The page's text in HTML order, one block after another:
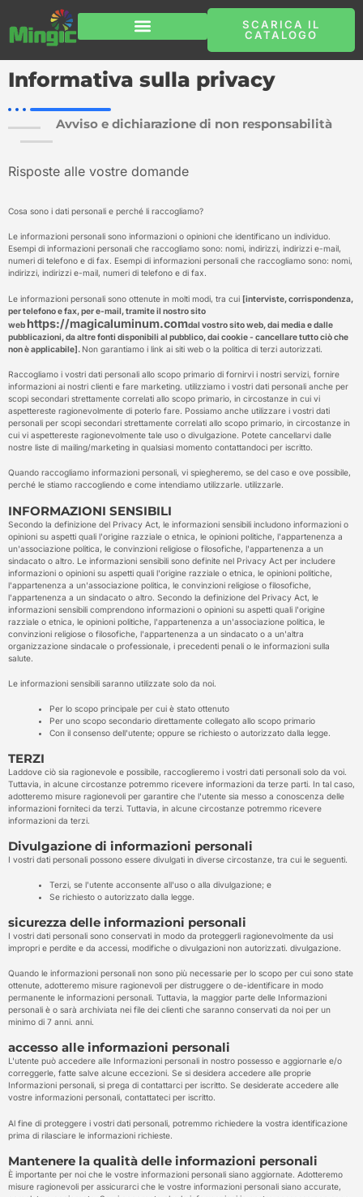
contenuto
SCARICA IL
CATALOGO
Informativa sulla privacy
Avviso e dichiarazione di non responsabilità
Risposte alle vostre domande
Cosa sono i dati personali e perché li raccogliamo?
Le informazioni personali sono informazioni o opinioni che identificano un individuo.
Esempi di informazioni personali che raccogliamo sono: nomi, indirizzi, indirizzi e-mail,
numeri di telefono e di fax. Esempi di informazioni personali che raccogliamo sono: nomi,
indirizzi, indirizzi e-mail, numeri di telefono e di fax.
Le informazioni personali sono ottenute in molti modi, tra cui [interviste, corrispondenza,
per telefono e fax, per e-mail, tramite il nostro sito
web https://magicaluminum.comdal vostro sito web, dai media e dalle
pubblicazioni, da altre fonti disponibili al pubblico, dai cookie - cancellare tutto ciò che
non è applicabile]. Non garantiamo i link ai siti web o la politica di terzi autorizzati.
Raccogliamo i vostri dati personali allo scopo primario di fornirvi i nostri servizi, fornire
informazioni ai nostri clienti e fare marketing. utilizziamo i vostri dati personali anche per
scopi secondari strettamente correlati allo scopo primario, in circostanze in cui vi
aspettereste ragionevolmente di poterlo fare. Possiamo anche utilizzare i vostri dati
personali per scopi secondari strettamente correlati allo scopo primario, in circostanze in
cui vi aspettereste ragionevolmente tale uso o divulgazione. Potete cancellarvi dalle
nostre liste di mailing/marketing in qualsiasi momento contattandoci per iscritto.
Quando raccogliamo informazioni personali, vi spiegheremo, se del caso e ove possibile,
perché le stiamo raccogliendo e come intendiamo utilizzarle. utilizzarle.
INFORMAZIONI SENSIBILI
Secondo la definizione del Privacy Act, le informazioni sensibili includono informazioni o
opinioni su aspetti quali l'origine razziale o etnica, le opinioni politiche, l'appartenenza a
un'associazione politica, le convinzioni religiose o filosofiche, l'appartenenza a un
sindacato o altro. Le informazioni sensibili sono definite nel Privacy Act per includere
informazioni o opinioni su aspetti quali l'origine razziale o etnica, le opinioni politiche,
l'appartenenza a un'associazione politica, le convinzioni religiose o filosofiche,
l'appartenenza a un sindacato o altro. Secondo la definizione del Privacy Act, le
informazioni sensibili comprendono informazioni o opinioni su aspetti quali l'origine
razziale o etnica, le opinioni politiche, l'appartenenza a un'associazione politica, le
convinzioni religiose o filosofiche, l'appartenenza a un sindacato o a un'altra
organizzazione sindacale o professionale, i precedenti penali o le informazioni sulla
salute.
Le informazioni sensibili saranno utilizzate solo da noi.
Per lo scopo principale per cui è stato ottenuto
Per uno scopo secondario direttamente collegato allo scopo primario
Con il consenso dell'utente; oppure se richiesto o autorizzato dalla legge.
TERZI
Laddove ciò sia ragionevole e possibile, raccoglieremo i vostri dati personali solo da voi.
Tuttavia, in alcune circostanze potremmo ricevere informazioni da terze parti. In tal caso,
adotteremo misure ragionevoli per garantire che l'utente sia messo a conoscenza delle
informazioni forniteci da terzi. Tuttavia, in alcune circostanze potremmo ricevere
informazioni da terzi.
Divulgazione di informazioni personali
I vostri dati personali possono essere divulgati in diverse circostanze, tra cui le seguenti.
Terzi, se l'utente acconsente all'uso o alla divulgazione; e
Se richiesto o autorizzato dalla legge.
sicurezza delle informazioni personali
I vostri dati personali sono conservati in modo da proteggerli ragionevolmente da usi
impropri e perdite e da accessi, modifiche o divulgazioni non autorizzati. divulgazione.
Quando le informazioni personali non sono più necessarie per lo scopo per cui sono state
ottenute, adotteremo misure ragionevoli per distruggere o de-identificare in modo
permanente le informazioni personali. Tuttavia, la maggior parte delle Informazioni
personali è o sarà archiviata nei file dei clienti che saranno conservati da noi per un
minimo di 7 anni. anni.
accesso alle informazioni personali
L'utente può accedere alle Informazioni personali in nostro possesso e aggiornarle e/o
correggerle, fatte salve alcune eccezioni. Se si desidera accedere alle proprie
Informazioni personali, si prega di contattarci per iscritto. Se desiderate accedere alle
vostre informazioni personali, contattateci per iscritto.
Al fine di proteggere i vostri dati personali, potremmo richiedere la vostra identificazione
prima di rilasciare le informazioni richieste.
Mantenere la qualità delle informazioni personali
È importante per noi che le vostre informazioni personali siano aggiornate. Adotteremo
misure ragionevoli per assicurarci che le vostre informazioni personali siano accurate,